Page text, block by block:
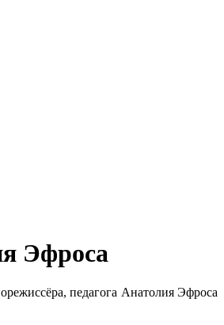
Эфроса
педагога Анатолия Эфроса